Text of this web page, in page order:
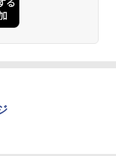
Office 2024 H&B 搭
パソコン Windows
Elite Dragonfly 2in1
搭載 国内組
PC RTX5070 Ryzen
SSD1TB Window
モンハンワイルズ